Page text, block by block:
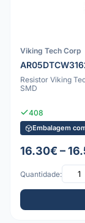
Viking Tech Corp
Resistor Viking
SMD
408
Embalagem
16.30€ –
Quantidade: